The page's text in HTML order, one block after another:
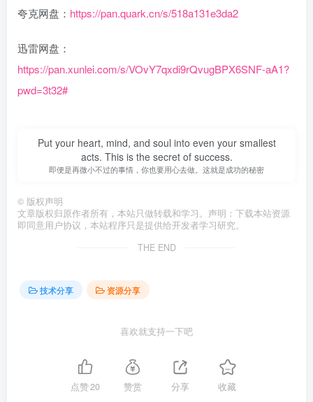
夸克网盘： https://pan.quark.cn/s/518a131e3da2
迅雷网盘：
https://pan.xunlei.com/s/VOvY7qxdi9rQvugBPX6SNF-aA1?
pwd=3t32#
Put your heart, mind, and soul into even your smallest
acts. This is the secret of success.
即便是再微小不过的事情，你也要用心去做。这就是成功的秘密
© 版权声明
文章版权归原作者所有，本站只做转载和学习。声明：下载本站资源
即同意用户协议，本站程序只是提供给开发者学习研究。
THE END
技术分享 资源分享
喜欢就支持一下吧
点赞20 赞赏 分享 收藏